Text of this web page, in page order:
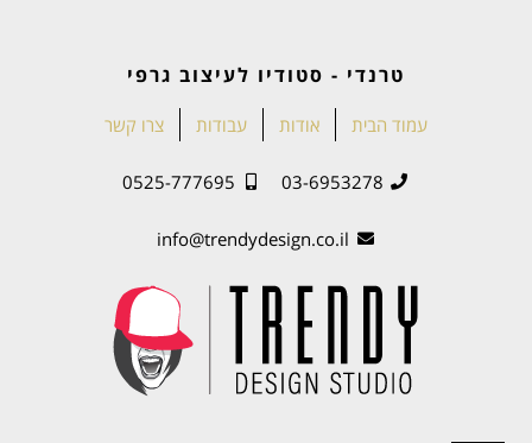
טרנדי - סטודיו לעיצוב גרפי
עמוד הבית אודות עבודות צרו קשר
03-6953278
0525-777695
info@trendydesign.co.il